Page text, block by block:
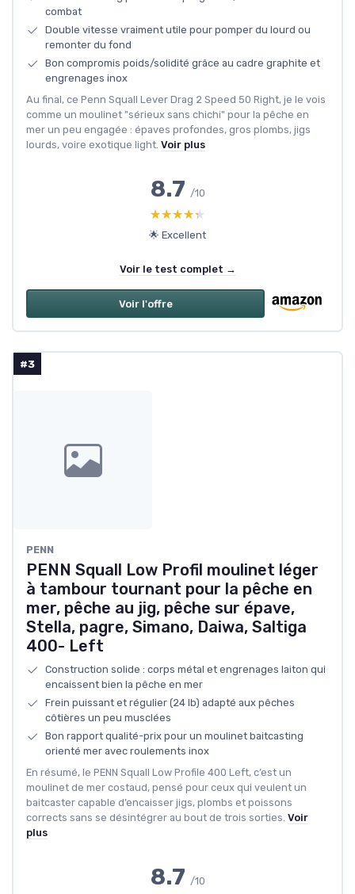
combat
Double vitesse vraiment utile pour pomper du lourd ou
remonter du fond
Bon compromis poids/solidité grâce au cadre graphite et
engrenages inox
Au final, ce Penn Squall Lever Drag 2 Speed 50 Right, je le vois
comme un moulinet "sérieux sans chichi" pour la pêche en
mer un peu engagée : épaves profondes, gros plombs, jigs
lourds, voire exotique light. Voir plus
8.7 /10
★★★★★
★★★★★
🌟 Excellent
Voir le test complet →
Voir l'offre
#3
PENN
PENN Squall Low Profil moulinet léger
à tambour tournant pour la pêche en
mer, pêche au jig, pêche sur épave,
Stella, pagre, Simano, Daiwa, Saltiga
400- Left
Construction solide : corps métal et engrenages laiton qui
encaissent bien la pêche en mer
Frein puissant et régulier (24 lb) adapté aux pêches
côtières un peu musclées
Bon rapport qualité-prix pour un moulinet baitcasting
orienté mer avec roulements inox
En résumé, le PENN Squall Low Profile 400 Left, c’est un
moulinet de mer costaud, pensé pour ceux qui veulent un
baitcaster capable d’encaisser jigs, plombs et poissons
corrects sans se désintégrer au bout de trois sorties. Voir
plus
8.7 /10